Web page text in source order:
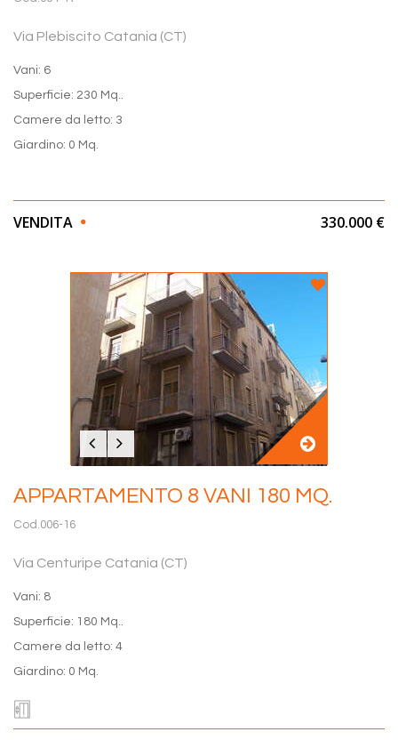
Via Plebiscito Catania (CT)
Vani: 6
Superficie: 230 Mq..
Camere da letto: 3
Giardino: 0 Mq.
VENDITA 330.000 €
APPARTAMENTO 8 VANI 180 MQ.
Cod.006-16
Via Centuripe Catania (CT)
Vani: 8
Superficie: 180 Mq..
Camere da letto: 4
Giardino: 0 Mq.